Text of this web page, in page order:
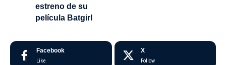
estreno de su
película Batgirl
Facebook
Like
X
Follow